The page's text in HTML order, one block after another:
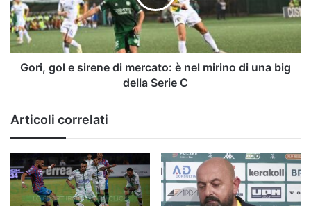
mercato:
è
nel
mirino
Serie
C
Gori, gol e sirene di mercato: è nel mirino di una big
della Serie C
Articoli correlati